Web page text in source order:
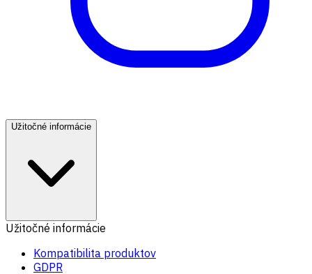
Užitočné informácie
Užitočné informácie
Kompatibilita produktov
GDPR